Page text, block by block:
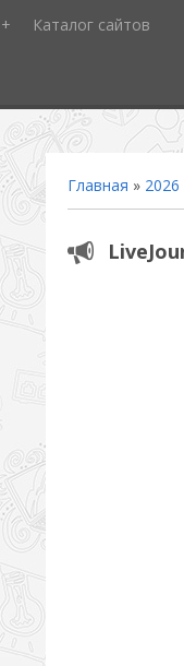
Каталог сайтов
Главная » 2026